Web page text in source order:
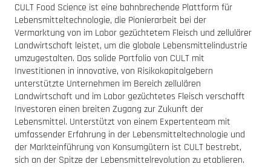
CULT Food Science ist eine bahnbrechende Plattform für
Lebensmitteltechnologie, die Pionierarbeit bei der
Vermarktung von im Labor gezüchtetem Fleisch und zellulärer
Landwirtschaft leistet, um die globale Lebensmittelindustrie
umzugestalten. Das solide Portfolio von CULT mit
Investitionen in innovative, von Risikokapitalgebern
unterstützte Unternehmen im Bereich zellulären
Landwirtschaft und im Labor gezüchtetes Fleisch verschafft
Investoren einen breiten Zugang zur Zukunft der
Lebensmittel. Unterstützt von einem Expertenteam mit
umfassender Erfahrung in der Lebensmitteltechnologie und
der Markteinführung von Konsumgütern ist CULT bestrebt,
sich an der Spitze der Lebensmittelrevolution zu etablieren.